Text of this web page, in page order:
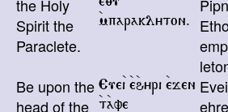
the Holy
Spirit the
Paraclete.
=e=;=u
`mparaklyton.
Be upon the
head of the
Eue`i `e`hyri `ejen
`t`ave